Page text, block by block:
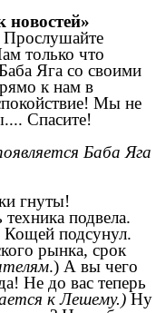
новостей»
только что
Яга со своими
к нам в
Мы не
Спасите!
Баба Яга
гнуты!
подвела.
подсунул.
рынка, срок
.) А вы чего
Не до вас теперь
к Лешему.) Ну